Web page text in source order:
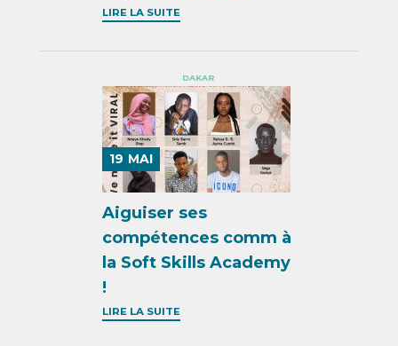
LIRE LA SUITE
DAKAR
19 MAI
Aiguiser ses
compétences comm à
la Soft Skills Academy
!
LIRE LA SUITE